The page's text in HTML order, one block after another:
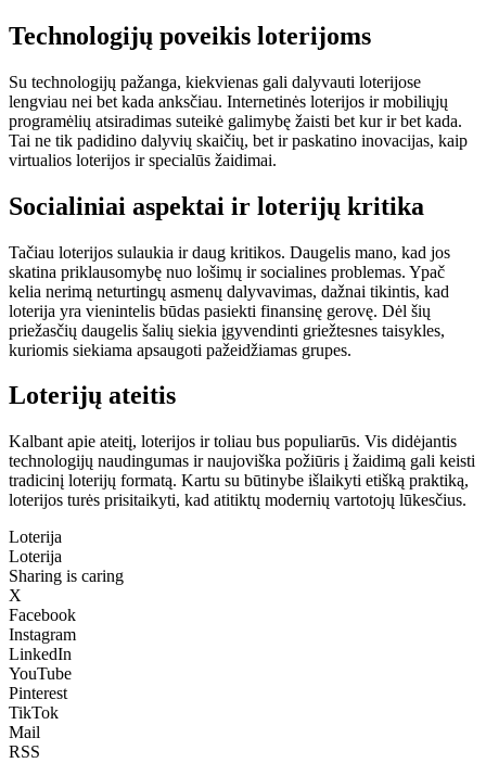
Technologijų poveikis loterijoms
Su technologijų pažanga, kiekvienas gali dalyvauti loterijose
lengviau nei bet kada anksčiau. Internetinės loterijos ir mobiliųjų
programėlių atsiradimas suteikė galimybę žaisti bet kur ir bet kada.
Tai ne tik padidino dalyvių skaičių, bet ir paskatino inovacijas, kaip
virtualios loterijos ir specialūs žaidimai.
Socialiniai aspektai ir loterijų kritika
Tačiau loterijos sulaukia ir daug kritikos. Daugelis mano, kad jos
skatina priklausomybę nuo lošimų ir socialines problemas. Ypač
kelia nerimą neturtingų asmenų dalyvavimas, dažnai tikintis, kad
loterija yra vienintelis būdas pasiekti finansinę gerovę. Dėl šių
priežasčių daugelis šalių siekia įgyvendinti griežtesnes taisykles,
kuriomis siekiama apsaugoti pažeidžiamas grupes.
Loterijų ateitis
Kalbant apie ateitį, loterijos ir toliau bus populiarūs. Vis didėjantis
technologijų naudingumas ir naujoviška požiūris į žaidimą gali keisti
tradicinį loterijų formatą. Kartu su būtinybe išlaikyti etišką praktiką,
loterijos turės prisitaikyti, kad atitiktų modernių vartotojų lūkesčius.
Loterija
Loterija
Sharing is caring
X
Facebook
Instagram
LinkedIn
YouTube
Pinterest
TikTok
Mail
RSS